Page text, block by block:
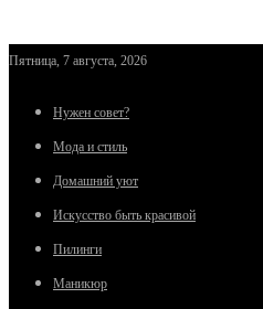
Пятница, 7 августа, 2026
Нужен совет?
Мода и стиль
Домашний уют
Искусство быть красивой
Пилинги
Маникюр